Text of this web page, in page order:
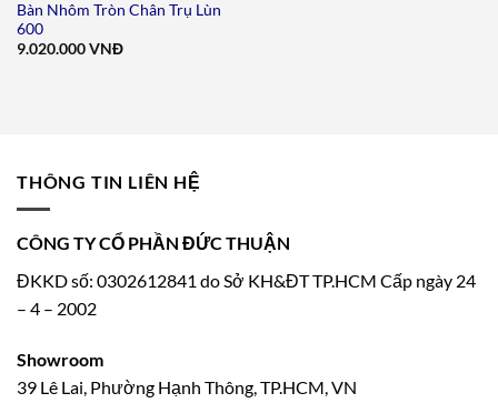
Bàn Nhôm Tròn Chân Trụ Lùn
600
9.020.000VNĐ
THÔNG TIN LIÊN HỆ
CÔNG TY CỔ PHẦN ĐỨC THUẬN
ĐKKD số: 0302612841 do Sở KH&ĐT TP.HCM Cấp ngày 24
– 4 – 2002
Showroom
39 Lê Lai, Phường Hạnh Thông, TP.HCM, VN